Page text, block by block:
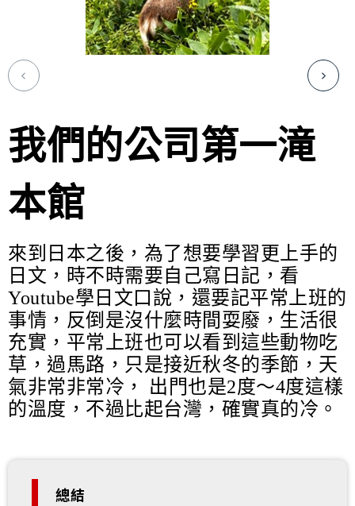
我們的公司第一滝
本館
來到日本之後，為了想要學習更上手的
日文，時不時需要自己寫日記，看
Youtube學日文口說，還要記平常上班的
事情，反倒是沒什麼時間耍廢，生活很
充實，平常上班也可以看到這些動物吃
草，過馬路，只是接近秋冬的季節，天
氣非常非常冷， 出門也是2度～4度這樣
的溫度，不過比起台灣，確實真的冷。
總結